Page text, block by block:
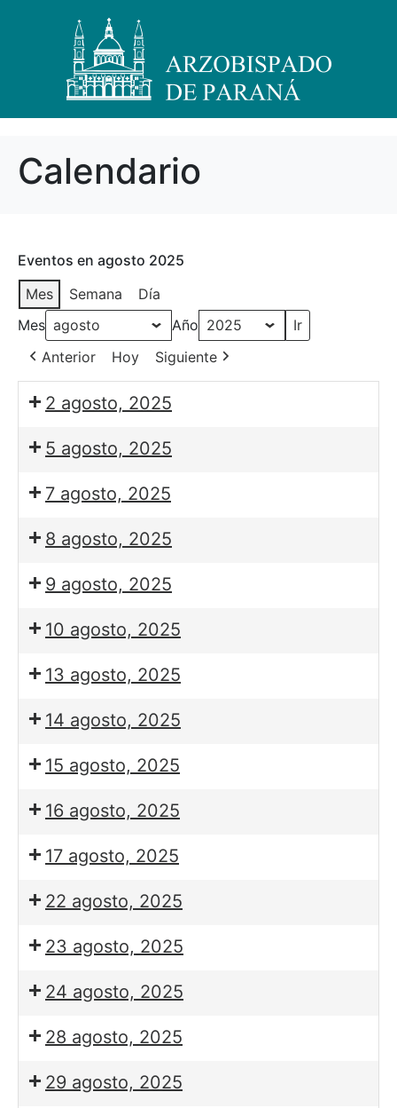
Calendario
Eventos en agosto 2025
Mes
Semana
Día
Mes
Año
Anterior
Hoy Siguiente
2 agosto, 2025
5 agosto, 2025
7 agosto, 2025
8 agosto, 2025
9 agosto, 2025
10 agosto, 2025
13 agosto, 2025
14 agosto, 2025
15 agosto, 2025
16 agosto, 2025
17 agosto, 2025
22 agosto, 2025
23 agosto, 2025
24 agosto, 2025
28 agosto, 2025
29 agosto, 2025